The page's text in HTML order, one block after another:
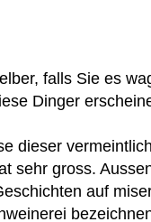
falls Sie es
Dinger
dieser
sehr gross.
auf